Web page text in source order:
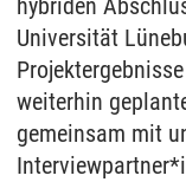
hybriden
Universität
weiterhin
gemeinsam mit